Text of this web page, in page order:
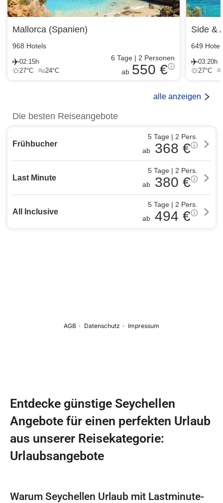
Entdecke günstige Seychellen
Angebote für einen perfekten Urlaub
aus unserer Reisekategorie:
Urlaubsangebote
Warum Seychellen Urlaub mit Lastminute-